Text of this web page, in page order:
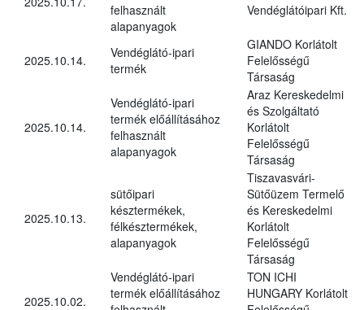
felhasznált
alapanyagok
Vendéglátóipari Kft.
2025.10.14.
Vendéglátó-ipari
termék
GIANDO Korlátolt
Felelősségű
Társaság
2025.10.14.
Vendéglátó-ipari
termék előállításához
felhasznált
alapanyagok
Araz Kereskedelmi
és Szolgáltató
Korlátolt
Felelősségű
Társaság
2025.10.13.
sütőipari
késztermékek,
félkésztermékek,
alapanyagok
Tiszavasvári-
Sütőüzem Termelő
és Kereskedelmi
Korlátolt
Felelősségű
Társaság
2025.10.02.
Vendéglátó-ipari
termék előállításához
TON ICHI
HUNGARY Korlátolt